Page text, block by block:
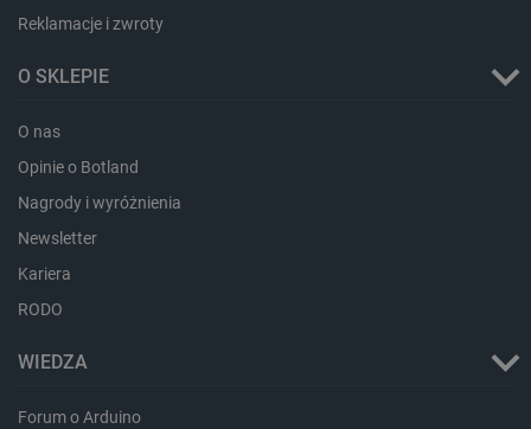
Reklamacje i zwroty
O SKLEPIE
O nas
Opinie o Botland
Nagrody i wyróżnienia
Newsletter
Kariera
RODO
WIEDZA
Forum o Arduino